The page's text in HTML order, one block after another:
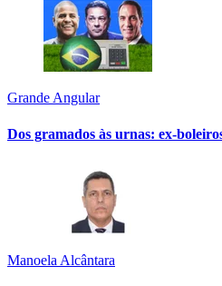
Grande Angular
Dos gramados às urnas: ex-
Manoela Alcântara